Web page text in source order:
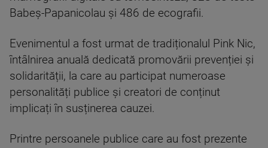
Babeș-Papanicolau și 486 de ecografii.
Evenimentul a fost urmat de tradiționalul Pink Nic,
întâlnirea anuală dedicată promovării prevenției și
solidarității, la care au participat numeroase
personalități publice și creatori de conținut
implicați în susținerea cauzei.
Printre persoanele publice care au fost prezente